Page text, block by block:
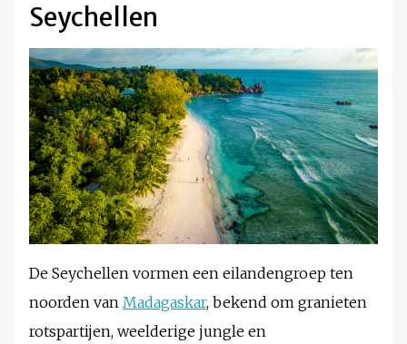
Seychellen
De Seychellen vormen een eilandengroep ten
noorden van Madagaskar, bekend om granieten
rotspartijen, weelderige jungle en